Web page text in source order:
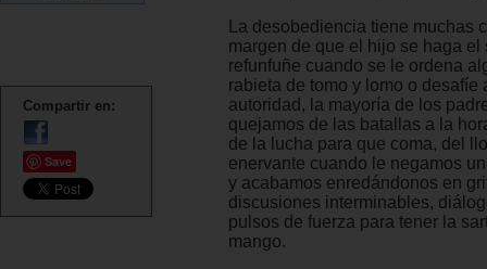
Compartir en:
Save
La desobediencia tiene muchas
margen de que el hijo se haga el
refunfuñe cuando se le ordena
rabieta de tomo y lomo o desafíe
autoridad, la mayoría de los
quejamos de las batallas a la
de la lucha para que coma, del
enervante cuando le negamos
y acabamos enredándonos en
discusiones interminables,
pulsos de fuerza para tener la
mango.